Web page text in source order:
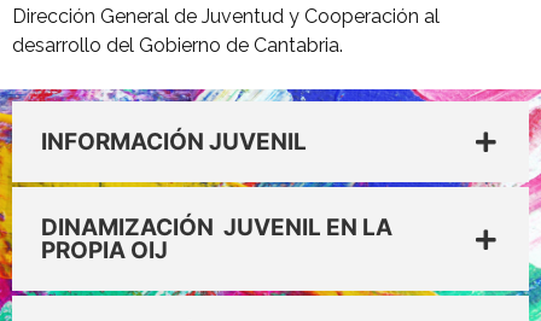
Dirección General de Juventud y Cooperación al
desarrollo del Gobierno de Cantabria.
INFORMACIÓN JUVENIL
DINAMIZACIÓN JUVENIL EN LA
PROPIA OIJ